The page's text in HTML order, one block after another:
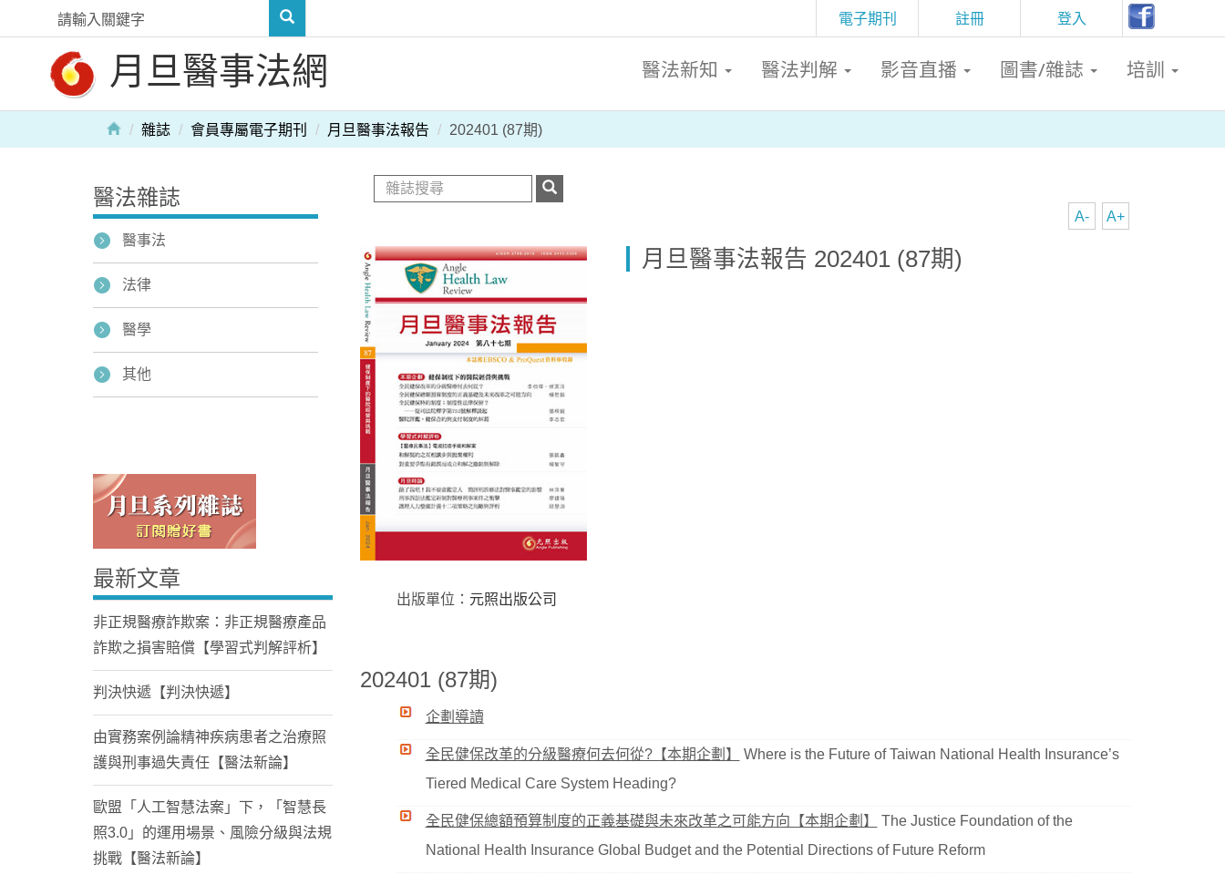
註冊 登入
電子期刊
月旦醫事法網 醫法新知 醫法判解 影音直播 圖書/雜誌 培訓
Home
雜誌 會員專屬電子期刊 月旦醫事法報告 202401 (87期)
A+
A-
出版單位： 元照出版公司
月旦醫事法報告 202401 (87期)
202401 (87期)
企劃導讀
全民健保改革的分級醫療何去何從?【本期企劃】
Where is the Future of Taiwan National Health Insurance’s
Tiered Medical Care System Heading?
全民健保總額預算制度的正義基礎與未來改革之可能方向【本期企劃】
The Justice Foundation of the
National Health Insurance Global Budget and the Potential Directions of Future Reform
醫法雜誌
醫事法
法律
醫學
其他
最新文章
非正規醫療詐欺案：非正規醫療產品
詐欺之損害賠償【學習式判解評析】
判決快遞【判決快遞】
由實務案例論精神疾病患者之治療照
護與刑事過失責任【醫法新論】
歐盟「人工智慧法案」下，「智慧長
照3.0」的運用場景、風險分級與法規
挑戰【醫法新論】